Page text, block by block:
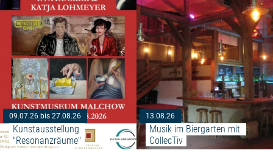
09.07.26 bis 27.08.26
Kunstausstellung
"Resonanzräume"
13.08.26
Musik im Biergarten mit
CollecTiv